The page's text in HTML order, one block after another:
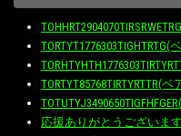
TORTYT1776303TIGHTRTG(
TORTYT85768TIRTYRTTR(
応援ありがとうございま